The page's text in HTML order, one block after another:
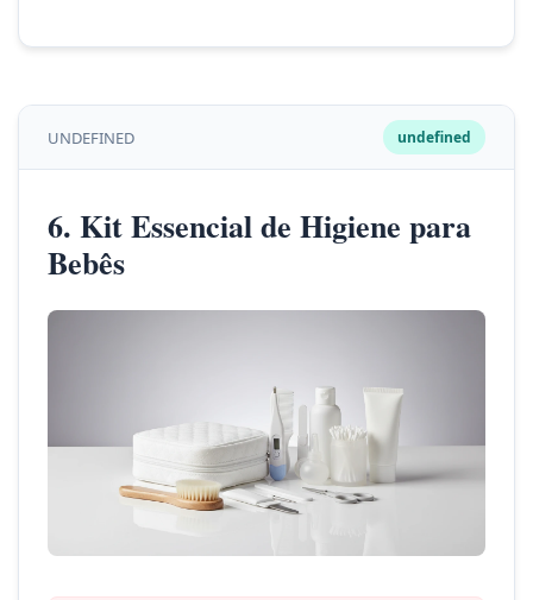
UNDEFINED undefined
6. Kit Essencial de Higiene para
Bebês